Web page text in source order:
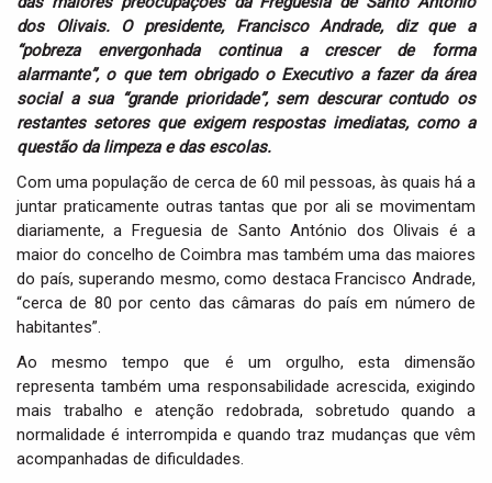
o
n
dos Olivais. O presidente, Francisco Andrade, diz que a
“pobreza envergonhada continua a crescer de forma
alarmante”, o que tem obrigado o Executivo a fazer da área
social a sua “grande prioridade”, sem descurar contudo os
restantes setores que exigem respostas imediatas, como a
questão da limpeza e das escolas.
Com uma população de cerca de 60 mil pessoas, às quais há a
juntar praticamente outras tantas que por ali se movimentam
diariamente, a Freguesia de Santo António dos Olivais é a
maior do concelho de Coimbra mas também uma das maiores
do país, superando mesmo, como destaca Francisco Andrade,
“cerca de 80 por cento das câmaras do país em número de
habitantes”.
Ao mesmo tempo que é um orgulho, esta dimensão
representa também uma responsabilidade acrescida, exigindo
mais trabalho e atenção redobrada, sobretudo quando a
normalidade é interrompida e quando traz mudanças que vêm
acompanhadas de dificuldades.